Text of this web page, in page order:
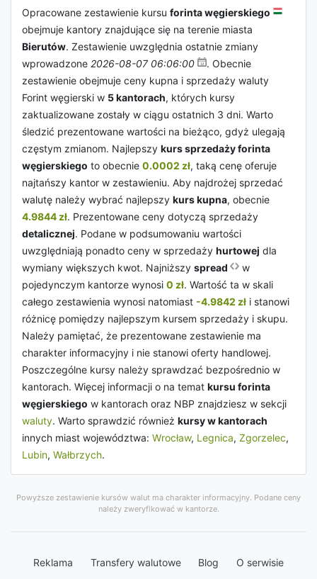
Opracowane zestawienie kursu forinta węgierskiego
obejmuje kantory znajdujące się na terenie miasta
Bierutów. Zestawienie uwzględnia ostatnie zmiany
wprowadzone 2026-08-07 06:06:00
. Obecnie
zestawienie obejmuje ceny kupna i sprzedaży waluty
Forint węgierski w 5 kantorach, których kursy
zaktualizowane zostały w ciągu ostatnich 3 dni. Warto
śledzić prezentowane wartości na bieżąco, gdyż ulegają
częstym zmianom. Najlepszy kurs sprzedaży forinta
węgierskiego to obecnie 0.0002 zł, taką cenę oferuje
najtańszy kantor w zestawieniu. Aby najdrożej sprzedać
walutę należy wybrać najlepszy kurs kupna, obecnie
4.9844 zł. Prezentowane ceny dotyczą sprzedaży
detalicznej. Podane w podsumowaniu wartości
uwzględniają ponadto ceny w sprzedaży hurtowej dla
wymiany większych kwot. Najniższy spread
w
pojedynczym kantorze wynosi 0 zł. Wartość ta w skali
całego zestawienia wynosi natomiast -4.9842 zł i stanowi
różnicę pomiędzy najlepszym kursem sprzedaży i skupu.
Należy pamiętać, że prezentowane zestawienie ma
charakter informacyjny i nie stanowi oferty handlowej.
Poszczególne kursy należy sprawdzać bezpośrednio w
kantorach. Więcej informacji o na temat kursu forinta
węgierskiego w kantorach oraz NBP znajdziesz w sekcji
waluty. Warto sprawdzić również kursy w kantorach
innych miast województwa: Wrocław, Legnica, Zgorzelec,
Lubin, Wałbrzych.
Powyższe zestawienie kursów walut ma charakter informacyjny. Podane ceny
należy zweryfikować w kantorze.
Reklama Transfery walutowe Blog O serwisie